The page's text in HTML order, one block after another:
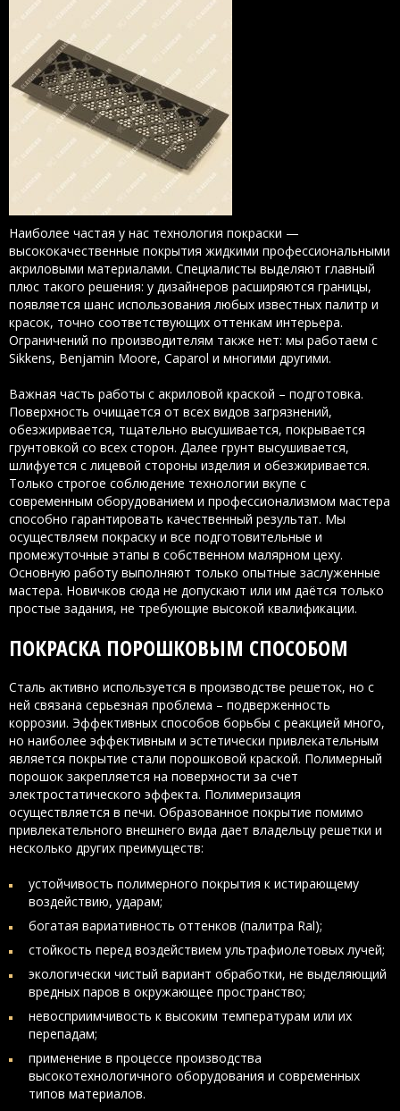
Наиболее частая у нас технология покраски —
высококачественные покрытия жидкими профессиональными
акриловыми материалами. Специалисты выделяют главный
плюс такого решения: у дизайнеров расширяются границы,
появляется шанс использования любых известных палитр и
красок, точно соответствующих оттенкам интерьера.
Ограничений по производителям также нет: мы работаем с
Sikkens, Benjamin Moore, Caparol и многими другими.
Важная часть работы с акриловой краской – подготовка.
Поверхность очищается от всех видов загрязнений,
обезжиривается, тщательно высушивается, покрывается
грунтовкой со всех сторон. Далее грунт высушивается,
шлифуется с лицевой стороны изделия и обезжиривается.
Только строгое соблюдение технологии вкупе с
современным оборудованием и профессионализмом мастера
способно гарантировать качественный результат. Мы
осуществляем покраску и все подготовительные и
промежуточные этапы в собственном малярном цеху.
Основную работу выполняют только опытные заслуженные
мастера. Новичков сюда не допускают или им даётся только
простые задания, не требующие высокой квалификации.
ПОКРАСКА ПОРОШКОВЫМ СПОСОБОМ
Сталь активно используется в производстве решеток, но с
ней связана серьезная проблема – подверженность
коррозии. Эффективных способов борьбы с реакцией много,
но наиболее эффективным и эстетически привлекательным
является покрытие стали порошковой краской. Полимерный
порошок закрепляется на поверхности за счет
электростатического эффекта. Полимеризация
осуществляется в печи. Образованное покрытие помимо
привлекательного внешнего вида дает владельцу решетки и
несколько других преимуществ:
устойчивость полимерного покрытия к истирающему
воздействию, ударам;
богатая вариативность оттенков (палитра Ral);
стойкость перед воздействием ультрафиолетовых лучей;
экологически чистый вариант обработки, не выделяющий
вредных паров в окружающее пространство;
невосприимчивость к высоким температурам или их
перепадам;
применение в процессе производства
высокотехнологичного оборудования и современных
типов материалов.